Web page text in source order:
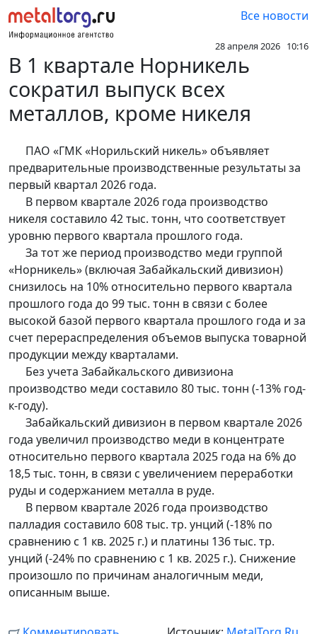
Все новости
28 апреля 2026 10:16
В 1 квартале Норникель
сократил выпуск всех
металлов, кроме никеля
ПАО «ГМК «Норильский никель» объявляет
предварительные производственные результаты за
первый квартал 2026 года.
В первом квартале 2026 года производство
никеля составило 42 тыс. тонн, что соответствует
уровню первого квартала прошлого года.
За тот же период производство меди группой
«Норникель» (включая Забайкальский дивизион)
снизилось на 10% относительно первого квартала
прошлого года до 99 тыс. тонн в связи с более
высокой базой первого квартала прошлого года и за
счет перераспределения объемов выпуска товарной
продукции между кварталами.
Без учета Забайкальского дивизиона
производство меди составило 80 тыс. тонн (-13% год-
к-году).
Забайкальский дивизион в первом квартале 2026
года увеличил производство меди в концентрате
относительно первого квартала 2025 года на 6% до
18,5 тыс. тонн, в связи с увеличением переработки
руды и содержанием металла в руде.
В первом квартале 2026 года производство
палладия составило 608 тыс. тр. унций (-18% по
сравнению с 1 кв. 2025 г.) и платины 136 тыс. тр.
унций (-24% по сравнению с 1 кв. 2025 г.). Снижение
произошло по причинам аналогичным меди,
описанным выше.